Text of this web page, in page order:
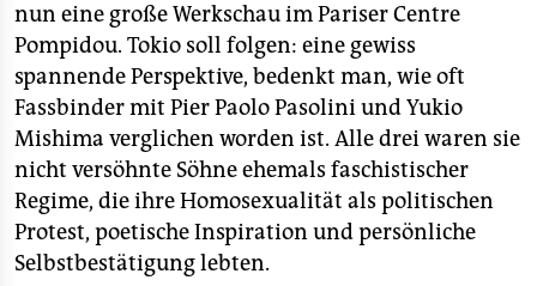
nun eine große Werkschau im Pariser Centre
Pompidou. Tokio soll folgen: eine gewiss
spannende Perspektive, bedenkt man, wie oft
Fassbinder mit Pier Paolo Pasolini und Yukio
Mishima verglichen worden ist. Alle drei waren sie
nicht versöhnte Söhne ehemals faschistischer
Regime, die ihre Homosexualität als politischen
Protest, poetische Inspiration und persönliche
Selbstbestätigung lebten.